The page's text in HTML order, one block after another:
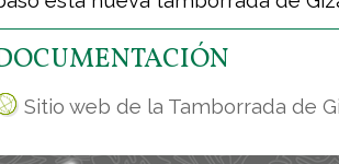
Sitio web de la Tamborrada de